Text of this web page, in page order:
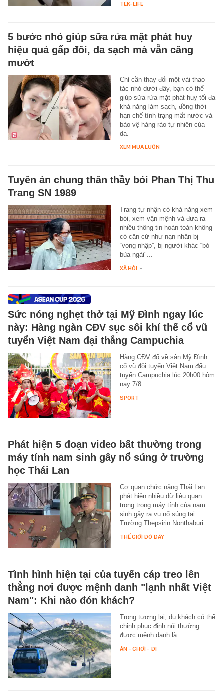
TEK-LIFE -
5 bước nhỏ giúp sữa rửa mặt phát huy
hiệu quả gấp đôi, da sạch mà vẫn căng
mướt
Chỉ cần thay đổi một vài thao
tác nhỏ dưới đây, bạn có thể
giúp sữa rửa mặt phát huy tối đa
khả năng làm sạch, đồng thời
hạn chế tình trạng mất nước và
bảo vệ hàng rào tự nhiên của
da.
XEM MUA LUÔN -
Tuyên án chung thân thầy bói Phan Thị Thu
Trang SN 1989
Trang tự nhận có khả năng xem
bói, xem vận mệnh và đưa ra
nhiều thông tin hoàn toàn không
có căn cứ như nạn nhân bị
“vong nhập”, bị người khác “bỏ
bùa ngải"...
XÃ HỘI -
Sức nóng nghẹt thở tại Mỹ Đình ngay lúc
này: Hàng ngàn CĐV sục sôi khí thế cổ vũ
tuyển Việt Nam đại thắng Campuchia
Hàng CĐV đổ về sân Mỹ Đình
cổ vũ đội tuyển Việt Nam đấu
tuyển Campuchia lúc 20h00 hôm
nay 7/8.
SPORT -
Phát hiện 5 đoạn video bất thường trong
máy tính nam sinh gây nổ súng ở trường
học Thái Lan
Cơ quan chức năng Thái Lan
phát hiện nhiều dữ liệu quan
trọng trong máy tính của nam
sinh gây ra vụ nổ súng tại
Trường Thepsirin Nonthaburi.
THẾ GIỚI ĐÓ ĐÂY -
Tình hình hiện tại của tuyến cáp treo lên
thẳng nơi được mệnh danh "lạnh nhất Việt
Nam": Khi nào đón khách?
Trong tương lai, du khách có thể
chinh phục đỉnh núi thường
được mệnh danh là
ĂN - CHƠI - ĐI -